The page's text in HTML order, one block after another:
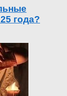
года?